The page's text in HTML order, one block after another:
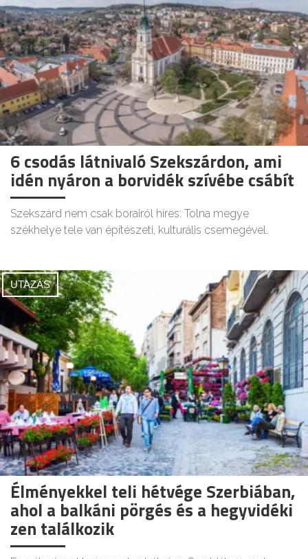
6 csodás látnivaló Szekszárdon, ami
idén nyáron a borvidék szívébe csábít
Szekszárd nem csak borairól híres: Tolna megye
székhelye tele van építészeti, kulturális csemegével.
UTAZÁS
Élményekkel teli hétvége Szerbiában,
ahol a balkáni pörgés és a hegyvidéki
zen találkozik